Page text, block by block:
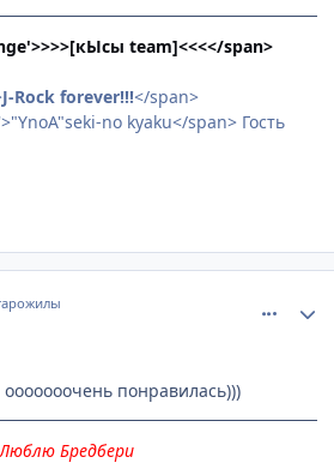
team]<<<</span>
J-Rock forever!!!</span>
no kyaku</span> Гость
понравилась)))
Люблю Бредбери